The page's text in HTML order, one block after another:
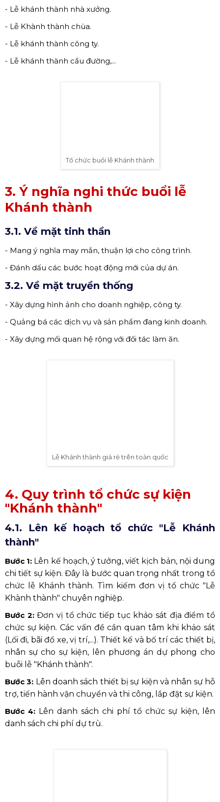
- Lễ khánh thành nhà xưởng.
- Lễ Khành thành chùa.
- Lễ khánh thành công ty.
- Lễ khánh thành cầu đường,...
Tổ chức buổi lễ Khánh thành
3. Ý nghĩa nghi thức buổi lễ
Khánh thành
3.1. Về mặt tinh thần
- Mang ý nghĩa may mắn, thuận lợi cho công trình.
- Đánh dấu các bước hoạt động mới của dự án.
3.2. Về mặt truyền thống
- Xây dựng hình ảnh cho doanh nghiệp, công ty.
- Quảng bá các dịch vụ và sản phẩm đang kinh doanh.
- Xây dựng mối quan hệ rộng với đối tác làm ăn.
Lễ Khánh thành giá rẻ trên toàn quốc
4. Quy trình tổ chức sự kiện
"Khánh thành"
4.1. Lên kế hoạch tổ chức "Lễ Khánh
thành"
Bước 1: Lên kế hoạch, ý tưởng, viết kịch bản, nội dung
chi tiết sự kiện.Đây là bước quan trọng nhất trong tổ
chức lễ Khánh thành. Tìm kiếm đơn vị tổ chức "Lễ
Khành thành" chuyên nghiệp.
Bước 2:Đơn vị tổ chức tiếp tục khảo sát địa điểm tổ
chức sự kiện.Các vấn đề cần quan tâm khi khảo sát
(Lối đi, bãi đổ xe, vị trí,...). Thiết kế và bố trí các thiết bị,
nhân sự cho sự kiện, l ên phương án dự phong cho
buỗi lễ "Khánh thành".
Bước 3: Lên doanh sách thiết bị sự kiện và nhân sự hỗ
trợ, tiến hành vận chuyển và thi công, lắp đặt sự kiện.
Bước 4: Lên danh sách chi phí tổ chức sự kiện, lên
danh sách chi phí dự trù.